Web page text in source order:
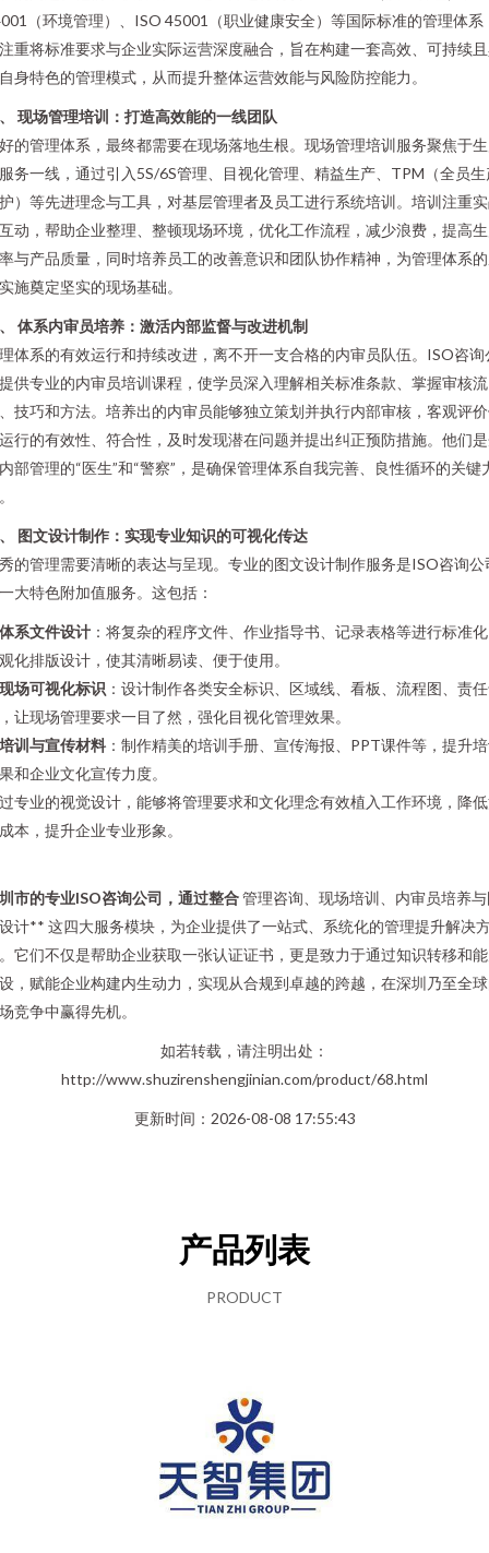
（环境管理）、ISO 45001（职业健康安全）等国际标准的管理体系
重将标准要求与企业实际运营深度融合，旨在构建一套高效、可持续
身特色的管理模式，从而提升整体运营效能与风险防控能力。
现场管理培训：打造高效能的一线团队
的管理体系，最终都需要在现场落地生根。现场管理培训服务聚焦于
务一线，通过引入5S/6S管理、目视化管理、精益生产、TPM（全员生
）等先进理念与工具，对基层管理者及员工进行系统培训。培训注重
动，帮助企业整理、整顿现场环境，优化工作流程，减少浪费，提高
与产品质量，同时培养员工的改善意识和团队协作精神，为管理体系
施奠定坚实的现场基础。
体系内审员培养：激活内部监督与改进机制
体系的有效运行和持续改进，离不开一支合格的内审员队伍。ISO咨询
供专业的内审员培训课程，使学员深入理解相关标准条款、掌握审核流
技巧和方法。培养出的内审员能够独立策划并执行内部审核，客观评
行的有效性、符合性，及时发现潜在问题并提出纠正预防措施。他们
部管理的“医生”和“警察”，是确保管理体系自我完善、良性循环的关键
图文设计制作：实现专业知识的可视化传达
的管理需要清晰的表达与呈现。专业的图文设计制作服务是ISO咨询公
大特色附加值服务。这包括：
体系文件设计 ：将复杂的程序文件、作业指导书、记录表格等进行标准
化排版设计，使其清晰易读、便于使用。
现场可视化标识 ：设计制作各类安全标识、区域线、看板、流程图、责
让现场管理要求一目了然，强化目视化管理效果。
培训与宣传材料 ：制作精美的培训手册、宣传海报、PPT课件等，提升
和企业文化宣传力度。
专业的视觉设计，能够将管理要求和文化理念有效植入工作环境，降
本，提升企业专业形象。
市的专业ISO咨询公司，通过整合管理咨询、现场培训、内审员培养
计** 这四大服务模块，为企业提供了一站式、系统化的管理提升解决
它们不仅是帮助企业获取一张认证证书，更是致力于通过知识转移和
，赋能企业构建内生动力，实现从合规到卓越的跨越，在深圳乃至全
竞争中赢得先机。
如若转载，请注明出处：
http://www.shuzirenshengjinian.com/product/68.html
更新时间：2026-08-08 17:55:43
产品列表
PRODUCT